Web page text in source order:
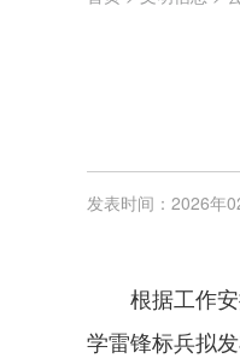
发表时间：2026年
根据工作
学雷锋标兵拟